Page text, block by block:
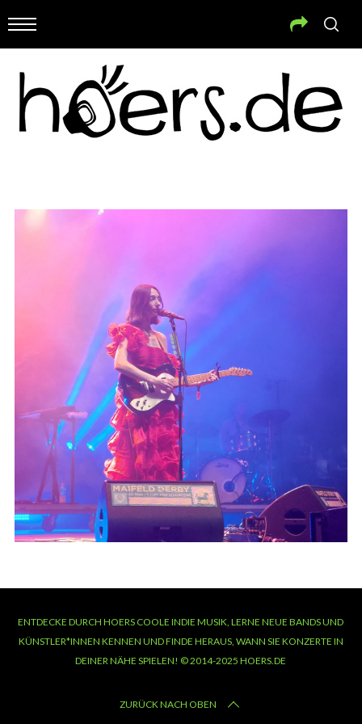
ENTDECKE DURCH HOERS COOLE INDIE MUSIK, LERNE NEUE BANDS UND
KÜNSTLER*INNEN KENNEN UND FINDE HERAUS, WANN SIE KONZERTE IN
DEINER NÄHE SPIELEN! © 2014-2025 HOERS.DE
ZURÜCK NACH OBEN